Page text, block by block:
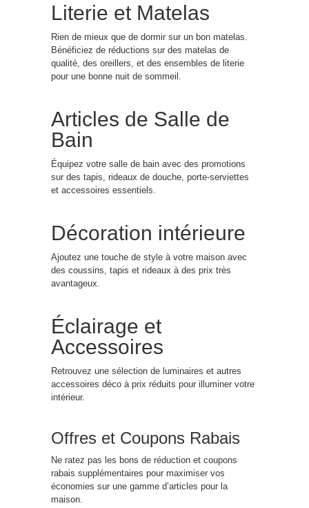
Literie et Matelas
Rien de mieux que de dormir sur un bon matelas.
Bénéficiez de réductions sur des matelas de
qualité, des oreillers, et des ensembles de literie
pour une bonne nuit de sommeil.
Articles de Salle de
Bain
Équipez votre salle de bain avec des promotions
sur des tapis, rideaux de douche, porte-serviettes
et accessoires essentiels.
Décoration intérieure
Ajoutez une touche de style à votre maison avec
des coussins, tapis et rideaux à des prix très
avantageux.
Éclairage et
Accessoires
Retrouvez une sélection de luminaires et autres
accessoires déco à prix réduits pour illuminer votre
intérieur.
Offres et Coupons Rabais
Ne ratez pas les bons de réduction et coupons
rabais supplémentaires pour maximiser vos
économies sur une gamme d’articles pour la
maison.